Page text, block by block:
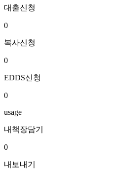
대출신청
0
복사신청
0
EDDS신청
0
usage
내책장담기
0
내보내기